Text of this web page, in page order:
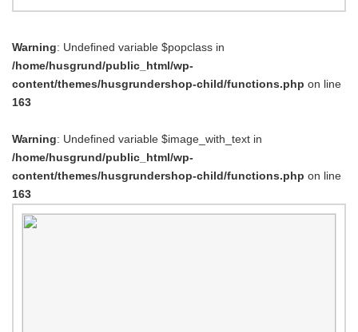
Warning: Undefined variable $popclass in
/home/husgrund/public_html/wp-
content/themes/husgrundershop-child/functions.php on line
163
Warning: Undefined variable $image_with_text in
/home/husgrund/public_html/wp-
content/themes/husgrundershop-child/functions.php on line
163